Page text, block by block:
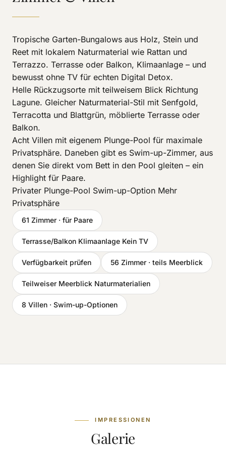
Tropische Garten-Bungalows aus Holz, Stein und
Reet mit lokalem Naturmaterial wie Rattan und
Terrazzo. Terrasse oder Balkon, Klimaanlage – und
bewusst ohne TV für echten Digital Detox.
Helle Rückzugsorte mit teilweisem Blick Richtung
Lagune. Gleicher Naturmaterial-Stil mit Senfgold,
Terracotta und Blattgrün, möblierte Terrasse oder
Balkon.
Acht Villen mit eigenem Plunge-Pool für maximale
Privatsphäre. Daneben gibt es Swim-up-Zimmer, aus
denen Sie direkt vom Bett in den Pool gleiten – ein
Highlight für Paare.
Privater Plunge-Pool Swim-up-Option Mehr
Privatsphäre
61 Zimmer · für Paare
Terrasse/Balkon Klimaanlage Kein TV
Verfügbarkeit prüfen 56 Zimmer · teils Meerblick
Teilweiser Meerblick Naturmaterialien
8 Villen · Swim-up-Optionen
IMPRESSIONEN
Galerie